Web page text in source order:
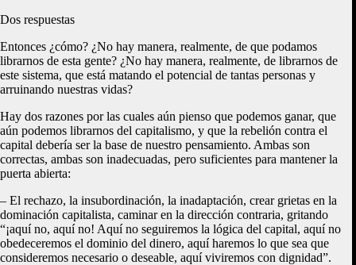
Dos respuestas
Entonces ¿cómo? ¿No hay manera, realmente, de que podamos
librarnos de esta gente? ¿No hay manera, realmente, de librarnos de
este sistema, que está matando el potencial de tantas personas y
arruinando nuestras vidas?
Hay dos razones por las cuales aún pienso que podemos ganar, que
aún podemos librarnos del capitalismo, y que la rebelión contra el
capital debería ser la base de nuestro pensamiento. Ambas son
correctas, ambas son inadecuadas, pero suficientes para mantener la
puerta abierta:
– El rechazo, la insubordinación, la inadaptación, crear grietas en la
dominación capitalista, caminar en la dirección contraria, gritando
“¡aquí no, aquí no! Aquí no seguiremos la lógica del capital, aquí no
obedeceremos el dominio del dinero, aquí haremos lo que sea que
consideremos necesario o deseable, aquí viviremos con dignidad”.